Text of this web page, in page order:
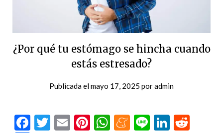
¿Por qué tu estómago se hincha cuando
estás estresado?
Publicada elmayo 17, 2025 poradmin
Facebook
Twitter
EmailPinterest
WhatsApp
Meneame
Line